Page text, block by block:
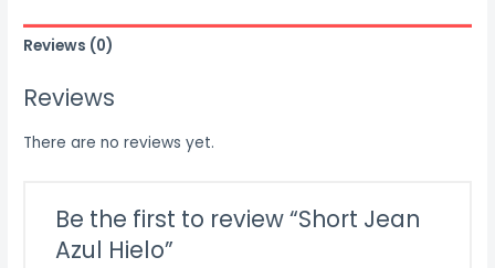
Reviews (0)
Reviews
There are no reviews yet.
Be the first to review “Short Jean
Azul Hielo”